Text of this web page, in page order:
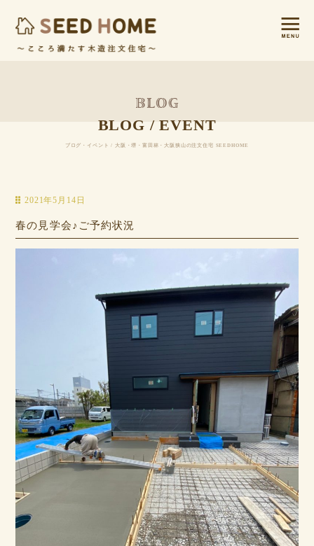
BLOG / EVENT
ブログ・イベント / 大阪・堺・富田林・大阪狭山の注文住宅 SEEDHOME
2021年5月14日
春の見学会♪ご予約状況